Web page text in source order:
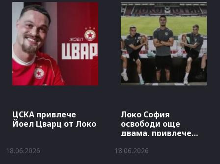
ЦСКА привлече
Йоел Цварц от Локо
18.06.2026
Локо София
освободи още
двама, привлече
18.06.2026